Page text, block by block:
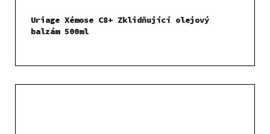
Uriage Xémose C8+ Zklidňující olejový
balzám 500ml